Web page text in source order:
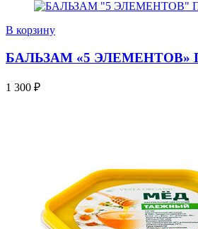
В корзину
БАЛЬЗАМ «5 ЭЛЕМЕНТОВ»
1 300 ₽